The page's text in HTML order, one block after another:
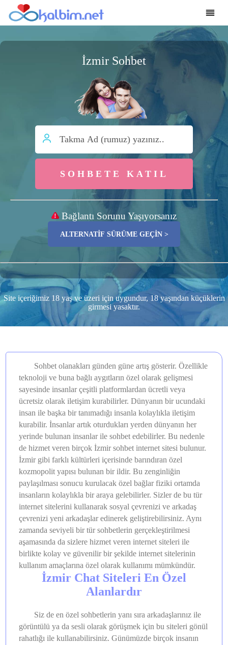
İzmir Sohbet
SOHBETE KATIL
Bağlantı Sorunu Yaşıyorsanız
ALTERNATIF SÜRÜME GEÇIN >
Site içeriğimiz 18 yaş ve üzeri için uygundur, 18 yaşından küçüklerin
girmesi yasaktır.
Sohbet olanakları günden güne artış gösterir. Özellikle
teknoloji ve buna bağlı aygıtların özel olarak gelişmesi
sayesinde insanlar çeşitli platformlardan ücretli veya
ücretsiz olarak iletişim kurabilirler. Dünyanın bir ucundaki
insan ile başka bir tanımadığı insanla kolaylıkla iletişim
kurabilir. İnsanlar artık oturdukları yerden dünyanın her
yerinde bulunan insanlar ile sohbet edebilirler. Bu nedenle
de hizmet veren birçok İzmir sohbet internet sitesi bulunur.
İzmir gibi farklı kültürleri içerisinde barındıran özel
kozmopolit yapısı bulunan bir ildir. Bu zenginliğin
paylaşılması sonucu kurulacak özel bağlar fiziki ortamda
insanların kolaylıkla bir araya gelebilirler. Sizler de bu tür
internet sitelerini kullanarak sosyal çevrenizi ve arkadaş
çevrenizi yeni arkadaşlar edinerek geliştirebilirsiniz. Aynı
zamanda seviyeli bir tür sohbetlerin gerçekleştirilmesi
aşamasında da sizlere hizmet veren internet siteleri ile
birlikte kolay ve güvenilir bir şekilde internet sitelerinin
kullanım amaçlarına özel olarak kullanımı mümkündür.
İzmir Chat Siteleri En Özel
Alanlardır
Siz de en özel sohbetlerin yanı sıra arkadaşlarınız ile
görüntülü ya da sesli olarak görüşmek için bu siteleri gönül
rahatlığı ile kullanabilirsiniz. Günümüzde birçok insanın